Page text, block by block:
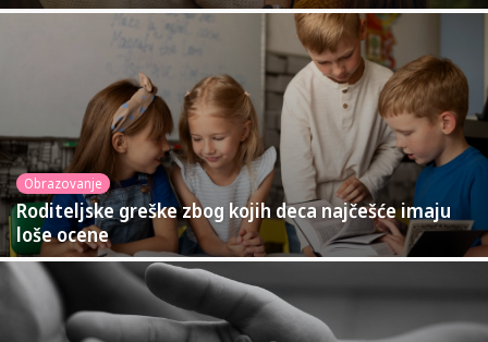
Obrazovanje
Roditeljske greške zbog kojih deca najčešće imaju
loše ocene